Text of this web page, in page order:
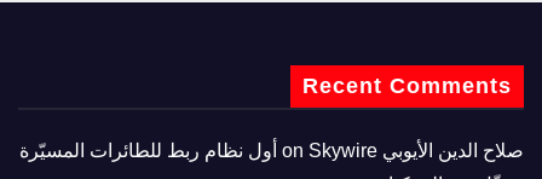
Recent Comments
صلاح الدين الأيوبي
Skywire أول نظام ربط للطائرات المسيّرة